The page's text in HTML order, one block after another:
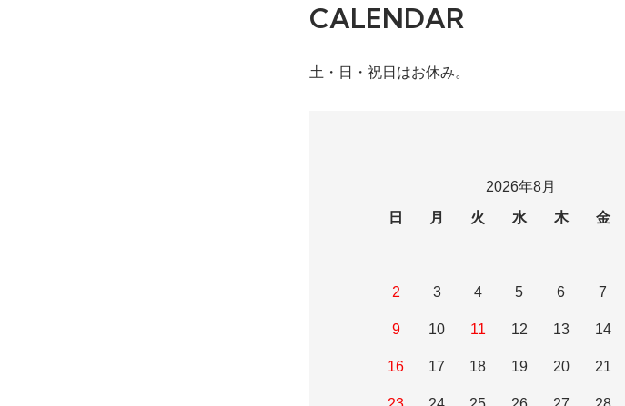
CALENDAR
土・日・祝日はお休み。
2026年8月
日
月 火 水 木 金
2 3 4 5 6 7
9 10 11 12 13 14
16 17 18 19 20 21